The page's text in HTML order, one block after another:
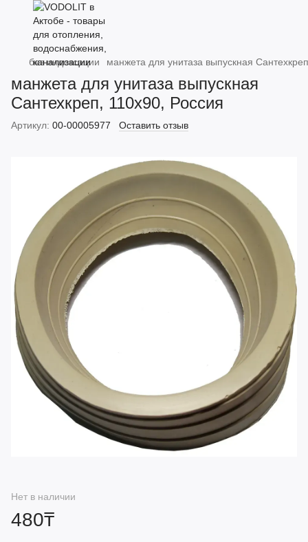
без индексации манжета для унитаза выпускная
манжета для унитаза выпускная
Сантехкреп, 110х90, Россия
Артикул: 00-00005977 Оставить отзыв
Нет в наличии
480₸